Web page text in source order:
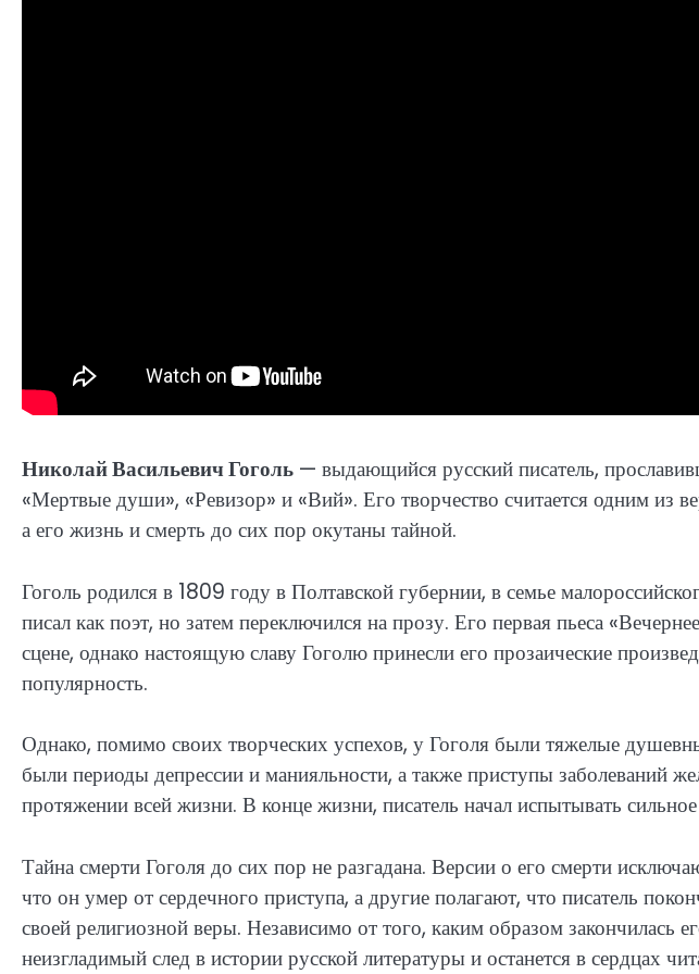
Николай Васильевич Гоголь — выдающийся русский писатель,
«Мертвые души», «Ревизор» и «Вий». Его творчество считается одним из
а его жизнь и смерть до сих пор окутаны тайной.
Гоголь родился в 1809 году в Полтавской губернии, в семье
писал как поэт, но затем переключился на прозу. Его первая пьеса
сцене, однако настоящую славу Гоголю принесли его прозаические
популярность.
Однако, помимо своих творческих успехов, у Гоголя были тяжелые
были периоды депрессии и манияльности, а также приступы заболеваний
протяжении всей жизни. В конце жизни, писатель начал испытывать
Тайна смерти Гоголя до сих пор не разгадана. Версии о его смерти
что он умер от сердечного приступа, а другие полагают, что писатель
своей религиозной веры. Независимо от того, каким образом закончилась
неизгладимый след в истории русской литературы и останется в сердцах